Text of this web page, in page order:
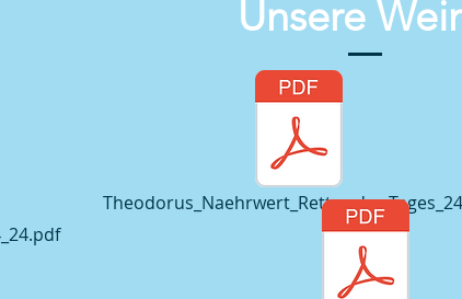
Unsere
Theodorus_Naehrwert_Retter-des-